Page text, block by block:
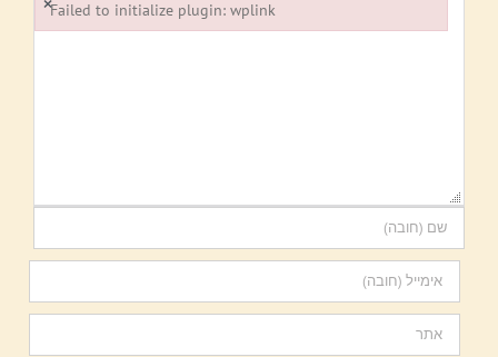
Failed to initialize plugin: wplink
Failed to initialize plugin: wplink